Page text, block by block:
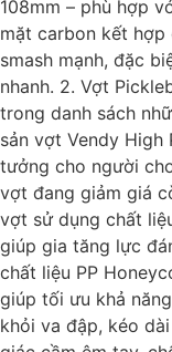
108mm – phù hợp
mặt carbon kết hợp
smash mạnh, đặc
nhanh. 2. Vợt
trong danh sách
sản vợt Vendy High
tưởng cho người
vợt đang giảm giá
vợt sử dụng chất
giúp gia tăng lực
chất liệu PP
giúp tối ưu khả
khỏi va đập, kéo